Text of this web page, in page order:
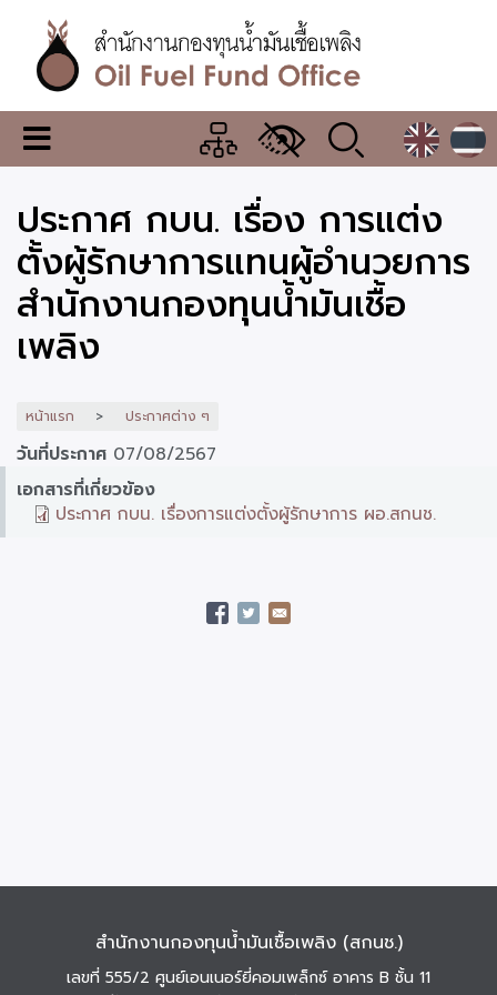
เนื้อหา
หลักสำนักงาน
กองทุน
น้ำมัน
เชื้อ
เพลิง
เมนู
เปลี่ยน
แสดง
ผล
ประกาศ กบน. เรื่อง การแต่ง
ตั้งผู้รักษาการแทนผู้อำนวยการ
สำนักงานกองทุนน้ำมันเชื้อ
เพลิง
หน้าแรก ประกาศต่าง ๆ
วันที่ประกาศ 07/08/2567
เอกสารที่เกี่ยวข้อง
ประกาศ กบน. เรื่องการแต่งตั้งผู้รักษาการ ผอ.สกนช.
สำนักงานกองทุนน้ำมันเชื้อเพลิง (สกนช.)
เลขที่ 555/2 ศูนย์เอนเนอร์ยี่คอมเพล็กซ์ อาคาร B ชั้น 11